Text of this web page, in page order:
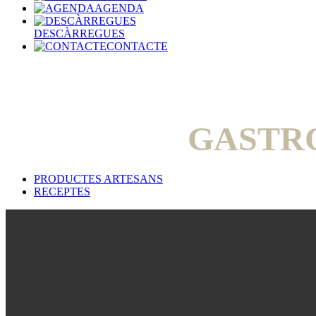
AGENDA
DESCÀRREGUES
CONTACTE
PRODUCTES ARTESANS
RECEPTES